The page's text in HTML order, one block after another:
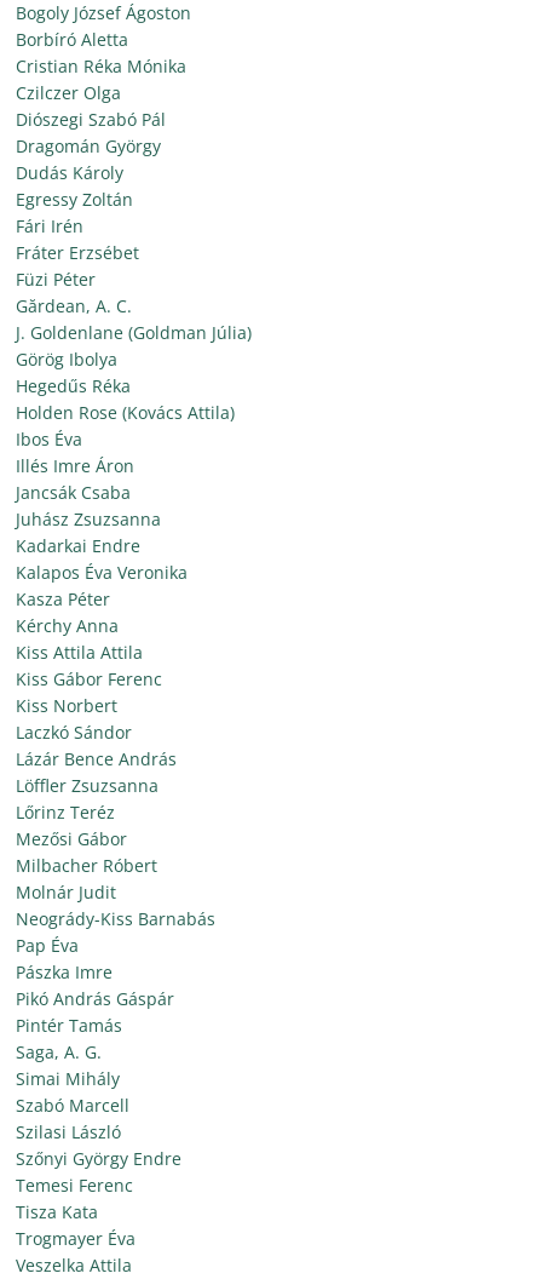
Bogoly József Ágoston
Borbíró Aletta
Cristian Réka Mónika
Czilczer Olga
Diószegi Szabó Pál
Dragomán György
Dudás Károly
Egressy Zoltán
Fári Irén
Fráter Erzsébet
Füzi Péter
Gărdean, A. C.
J. Goldenlane (Goldman Júlia)
Görög Ibolya
Hegedűs Réka
Holden Rose (Kovács Attila)
Ibos Éva
Illés Imre Áron
Jancsák Csaba
Juhász Zsuzsanna
Kadarkai Endre
Kalapos Éva Veronika
Kasza Péter
Kérchy Anna
Kiss Attila Attila
Kiss Gábor Ferenc
Kiss Norbert
Laczkó Sándor
Lázár Bence András
Löffler Zsuzsanna
Lőrinz Teréz
Mezősi Gábor
Milbacher Róbert
Molnár Judit
Neogrády-Kiss Barnabás
Pap Éva
Pászka Imre
Pikó András Gáspár
Pintér Tamás
Saga, A. G.
Simai Mihály
Szabó Marcell
Szilasi László
Szőnyi György Endre
Temesi Ferenc
Tisza Kata
Trogmayer Éva
Veszelka Attila